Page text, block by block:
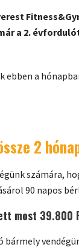
a 2.
a
2
számára,
90 napos
most